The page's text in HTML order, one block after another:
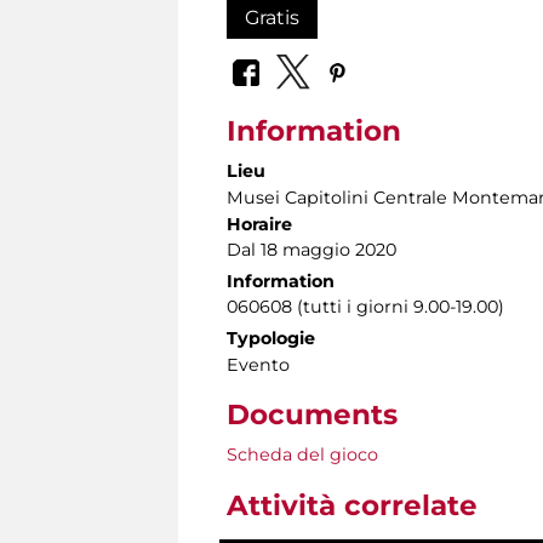
Gratis
Information
Lieu
Musei Capitolini Centrale
Horaire
Dal 18 maggio 2020
Information
060608 (tutti i giorni 9.00-19.00)
Typologie
Evento
Documents
Scheda del gioco
Attività correlate